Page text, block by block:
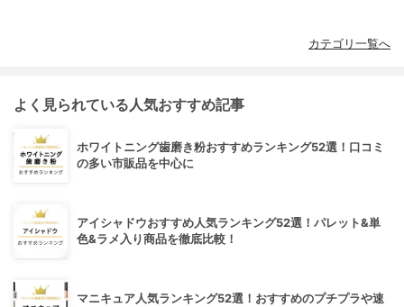
カテゴリ一覧へ
よく見られている人気おすすめ記事
ホワイトニング歯磨き粉おすすめランキング52選！口コミ
の多い市販品を中心に
アイシャドウおすすめ人気ランキング52選！パレット&単
色&ラメ入り商品を徹底比較！
マニキュア人気ランキング52選！おすすめのプチプラや速